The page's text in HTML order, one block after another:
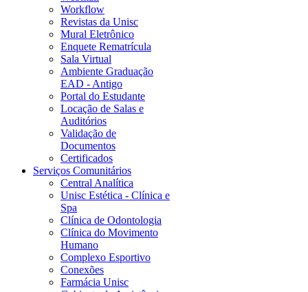
Workflow
Revistas da Unisc
Mural Eletrônico
Enquete Rematrícula
Sala Virtual
Ambiente Graduação
EAD - Antigo
Portal do Estudante
Locação de Salas e
Auditórios
Validação de
Documentos
Certificados
Serviços Comunitários
Central Analítica
Unisc Estética - Clínica e
Spa
Clínica de Odontologia
Clínica do Movimento
Humano
Complexo Esportivo
Conexões
Farmácia Unisc